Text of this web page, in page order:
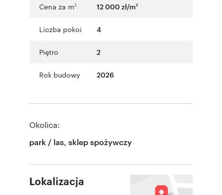
Cena za m2 12 000 zł/m2
Liczba pokoi 4
Piętro 2
Rok budowy 2026
Okolica:
park / las, sklep spożywczy
Lokalizacja